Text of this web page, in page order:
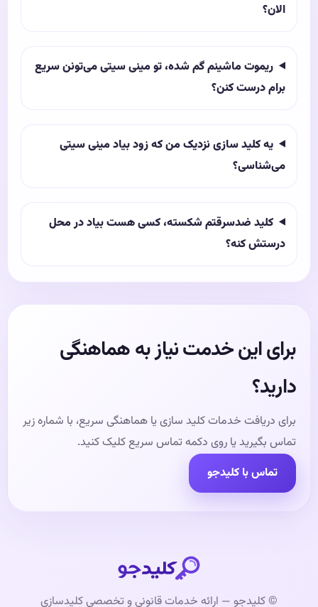
الان؟
ریموت ماشینم گم شده، تو مینی سیتی می‌تونن سریع
برام درست کنن؟
یه کلید سازی نزدیک من که زود بیاد مینی سیتی
می‌شناسی؟
کلید ضدسرقتم شکسته، کسی هست بیاد در محل
درستش کنه؟
برای این خدمت نیاز به هماهنگی
دارید؟
برای دریافت خدمات کلید سازی یا هماهنگی سریع، با شماره زیر
تماس بگیرید یا روی دکمه تماس سریع کلیک کنید.
تماس با کلیدجو
© کلیدجو — ارائه خدمات قانونی و تخصصی کلیدسازی